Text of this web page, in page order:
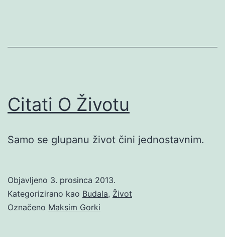
Citati O Životu
Samo se glupanu život čini jednostavnim.
Objavljeno 3. prosinca 2013.
Kategorizirano kao Budala, Život
Označeno Maksim Gorki